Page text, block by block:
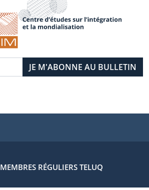
MEMBRES RÉGULIERS TELUQ